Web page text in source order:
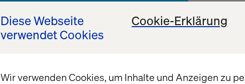
Diese Webseite
verwendet Cookies
Cookie-Erklärung
Wir verwenden Cookies, um Inhalte und Anzeigen zu